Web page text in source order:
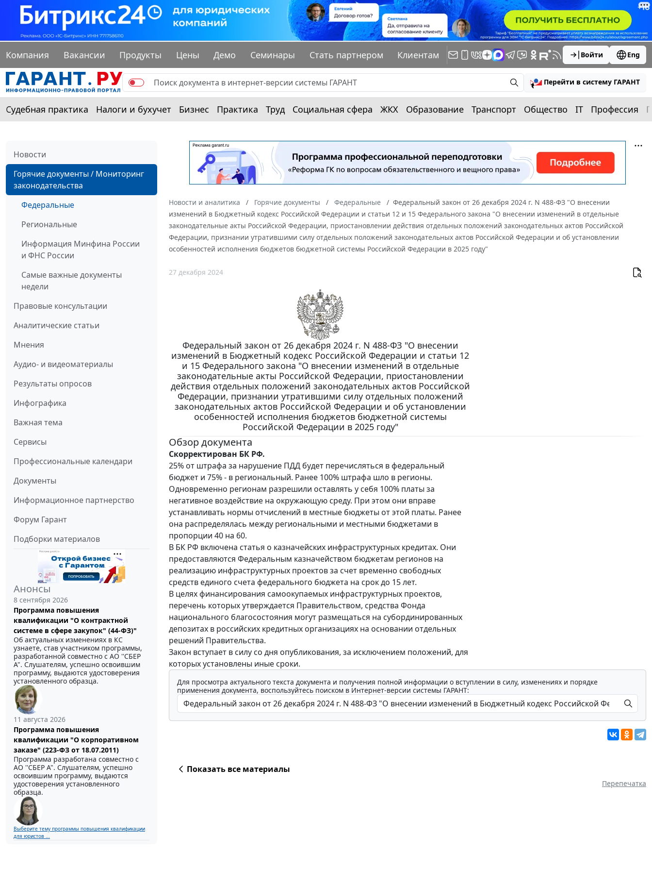
Компания Вакансии Продукты Цены Демо Семинары Стать партнером Клиентам Войти Eng
Перейти в систему ГАРАНТ
Судебная практика Налоги и бухучет Бизнес Практика Труд Социальная сфера ЖКХ Образование Транспорт Общество IT Профессия
Новости
Горячие документы / Мониторинг
законодательства
Федеральные
Региональные
Информация Минфина России
и ФНС России
Самые важные документы
недели
Правовые консультации
Аналитические статьи
Мнения
Аудио- и видеоматериалы
Результаты опросов
Инфографика
Важная тема
Сервисы
Профессиональные календари
Документы
Информационное партнерство
Форум Гарант
Подборки материалов
Анонсы
8 сентября 2026
Программа повышения
квалификации "О контрактной
системе в сфере закупок" (44-ФЗ)"
Об актуальных изменениях в КС
узнаете, став участником программы,
разработанной совместно с АО ''СБЕР
А". Слушателям, успешно освоившим
программу, выдаются удостоверения
установленного образца.
11 августа 2026
Программа повышения
квалификации "О корпоративном
заказе" (223-ФЗ от 18.07.2011)
Программа разработана совместно с
АО ''СБЕР А". Слушателям, успешно
освоившим программу, выдаются
удостоверения установленного
образца.
Выберите тему программы повышения квалификации
для юристов ...
Новости и аналитика Горячие документы Федеральные
Федеральный закон от 26 декабря 2024 г. N 488-ФЗ "О внесении
изменений в Бюджетный кодекс Российской Федерации и статьи 12 и 15 Федерального закона "О внесении изменений в отдельные
законодательные акты Российской Федерации, приостановлении действия отдельных положений законодательных актов Российской
Федерации, признании утратившими силу отдельных положений законодательных актов Российской Федерации и об установлении
особенностей исполнения бюджетов бюджетной системы Российской Федерации в 2025 году"
27 декабря 2024
Федеральный закон от 26 декабря 2024 г. N 488-ФЗ "О внесении
изменений в Бюджетный кодекс Российской Федерации и статьи 12
и 15 Федерального закона "О внесении изменений в отдельные
законодательные акты Российской Федерации, приостановлении
действия отдельных положений законодательных актов Российской
Федерации, признании утратившими силу отдельных положений
законодательных актов Российской Федерации и об установлении
особенностей исполнения бюджетов бюджетной системы
Российской Федерации в 2025 году"
Обзор документа
Скорректирован БК РФ.
25% от штрафа за нарушение ПДД будет перечисляться в федеральный
бюджет и 75% - в региональный. Ранее 100% штрафа шло в регионы.
Одновременно регионам разрешили оставлять у себя 100% платы за
негативное воздействие на окружающую среду. При этом они вправе
устанавливать нормы отчислений в местные бюджеты от этой платы. Ранее
она распределялась между региональными и местными бюджетами в
пропорции 40 на 60.
В БК РФ включена статья о казначейских инфраструктурных кредитах. Они
предоставляются Федеральным казначейством бюджетам регионов на
реализацию инфраструктурных проектов за счет временно свободных
средств единого счета федерального бюджета на срок до 15 лет.
В целях финансирования самоокупаемых инфраструктурных проектов,
перечень которых утверждается Правительством, средства Фонда
национального благосостояния могут размещаться на субординированных
депозитах в российских кредитных организациях на основании отдельных
решений Правительства.
Закон вступает в силу со дня опубликования, за исключением положений, для
которых установлены иные сроки.
Для просмотра актуального текста документа и получения полной информации о вступлении в силу, изменениях и порядке
применения документа, воспользуйтесь поиском в Интернет-версии системы ГАРАНТ:
Показать все материалы
Перепечатка